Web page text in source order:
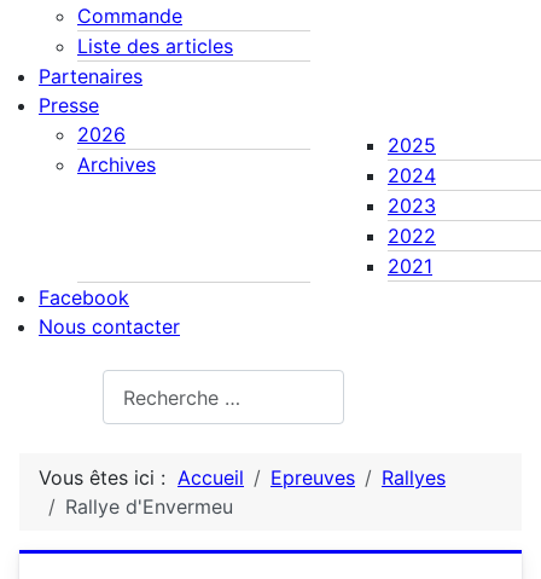
Commande
Liste des articles
Partenaires
Presse
2026
Archives
2025
2024
2023
2022
2021
Facebook
Nous contacter
Vous êtes ici : Accueil Epreuves
Rallyes
Rallye d'Envermeu